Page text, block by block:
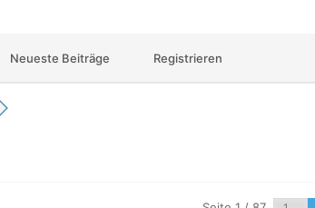
Neueste Beiträge Registrieren